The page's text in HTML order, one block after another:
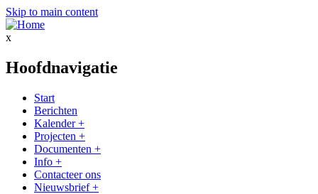
Skip to main content
x
Hoofdnavigatie
Start
Berichten
Kalender+
Projecten +
Documenten +
Info +
Contacteer ons
Nieuwsbrief+